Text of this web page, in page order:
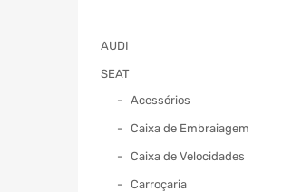
AUDI
SEAT
Acessórios
Caixa de Embraiagem
Caixa de Velocidades
Carroçaria